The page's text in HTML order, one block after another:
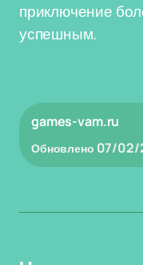
приключение
успешным.
games-vam.ru
Обновлено 07/02/